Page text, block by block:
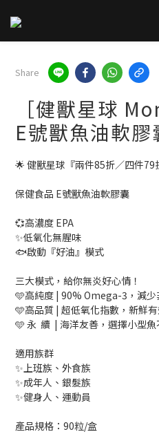
Share
［健獸星球
E號獸魚油軟膠
🌟 健獸星球『兩件85折／四件79
保健食品 E號獸魚油軟膠囊
💞高濃度 EPA
✨低氧化無腥味
🐟啟動『好油』模式
三大模式，給你無炎好心情！
🩵高純度 | 90% Omega-3，減少
🩵高品質 | 超低氧化指數，新鮮
🩵 永  續  | 海洋友善，選擇小型
適用族群
✨上班族、外食族
✨成年人、銀髮族
✨健身人、運動員
產品規格：90粒/盒